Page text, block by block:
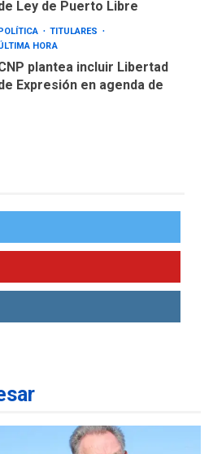
POLÍTICA
TITULARES
HORA
plantea incluir Libertad
Expresión en agenda de
con comisión
TITULARES
operaciones de
FIFA se «disculpa» por